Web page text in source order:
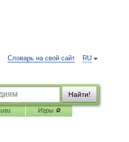
RU
Словарь на свой сайт
Найти!
Игры ⚽